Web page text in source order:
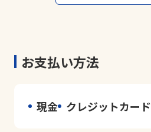
お支払い方法
現金 クレジットカード